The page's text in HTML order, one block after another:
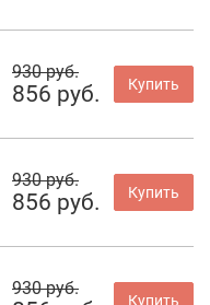
930 руб.
856 руб. Купить
930 руб.
856 руб. Купить
930 руб.
Купить